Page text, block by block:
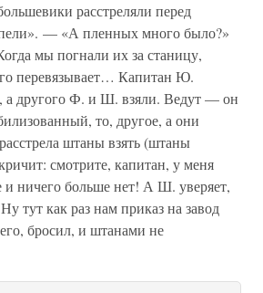
расстреляли перед
— «А пленных много было?»
мы погнали их за станицу,
перевязывает… Капитан Ю.
а другого Ф. и Ш. взяли. Ведут — он
то, другое, а они
штаны взять (штаны
смотрите, капитан, у меня
ничего больше нет! А Ш. уверяет,
тут как раз нам приказ на завод
бросил, и штанами не